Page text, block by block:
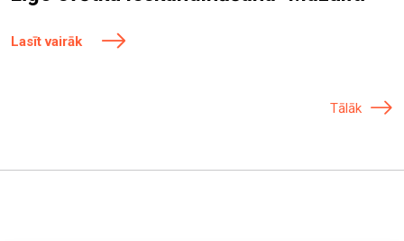
Lasīt vairāk
Tālāk